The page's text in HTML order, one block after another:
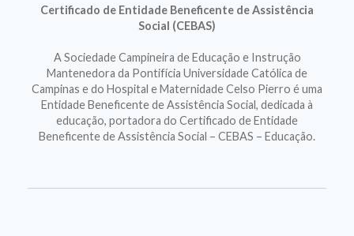
Certificado de Entidade Beneficente de Assistência
Social (CEBAS)
A Sociedade Campineira de Educação e Instrução
Mantenedora da Pontifícia Universidade Católica de
Campinas e do Hospital e Maternidade Celso Pierro é uma
Entidade Beneficente de Assistência Social, dedicada à
educação, portadora do Certificado de Entidade
Beneficente de Assistência Social – CEBAS – Educação.